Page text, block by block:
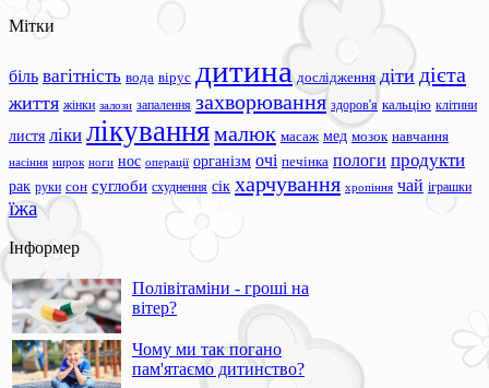
Мітки
біль вагітність вода вірус дитина дослідження діти дієта
життя жінки залози запалення захворювання здоров'я кальцію клітини
листя ліки лікуваннямалюк масаж мед мозок навчання
насіння нирок ноги нос операції організм очі печінка пологи продукти
рак руки сон суглоби схуднення сік харчування хропіння чай іграшки
їжа
Інформер
Полівітаміни - гроші на
вітер?
Чому ми так погано
пам'ятаємо дитинство?